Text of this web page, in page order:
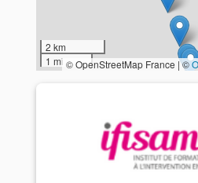
2 km
1 mi © OpenStreetMap France | ©